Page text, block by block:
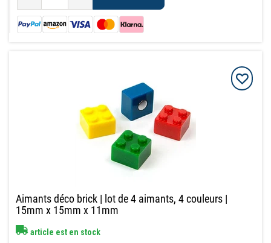
Aimants déco brick | lot de 4 aimants, 4 couleurs |
15mm x 15mm x 11mm
article est en stock